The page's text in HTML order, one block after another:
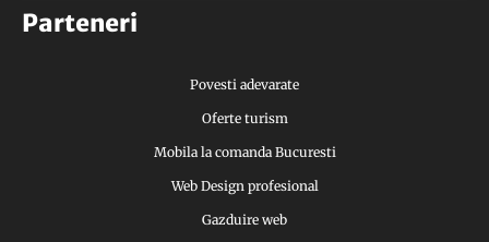
Parteneri
Povesti adevarate
Oferte turism
Mobila la comanda Bucuresti
Web Design profesional
Gazduire web